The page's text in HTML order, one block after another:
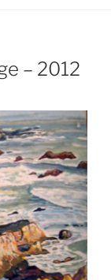
– 2012